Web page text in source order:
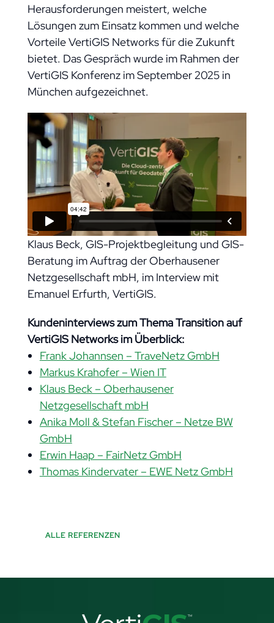
Herausforderungen meistert, welche
Lösungen zum Einsatz kommen und welche
Vorteile VertiGIS Networks für die Zukunft
bietet. Das Gespräch wurde im Rahmen der
VertiGIS Konferenz im September 2025 in
München aufgezeichnet.
Klaus Beck, GIS-Projektbegleitung und GIS-
Beratung im Auftrag der Oberhausener
Netzgesellschaft mbH, im Interview mit
Emanuel Erfurth, VertiGIS.
Kundeninterviews zum Thema Transition auf
VertiGIS Networks im Überblick:
Frank Johannsen – TraveNetz GmbH
Markus Krahofer – Wien IT
Klaus Beck – Oberhausener
Netzgesellschaft mbH
Anika Moll & Stefan Fischer – Netze BW
GmbH
Erwin Haap – FairNetz GmbH
Thomas Kindervater – EWE Netz GmbH
ALLE REFERENZEN